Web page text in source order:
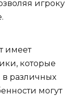
игроку
имеет
которые
различных
могут